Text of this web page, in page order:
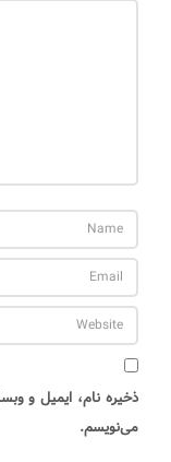
ذخیره نام، ایمیل و
می‌نویسم.